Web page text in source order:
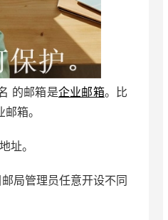
的邮箱是企业邮箱。比
箱。
址。
局管理员任意开设不同